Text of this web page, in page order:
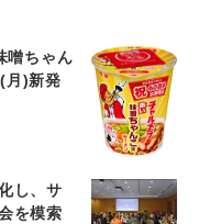
噌ちゃん
月)新発
し、サ
を模索